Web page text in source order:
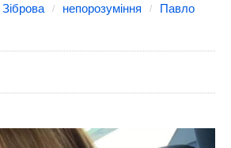
непорозуміння
Павло